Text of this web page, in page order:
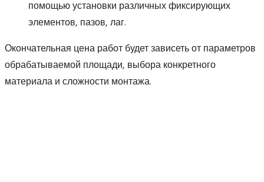
помощью установки различных фиксирующих
элементов, пазов, лаг.
Окончательная цена работ будет зависеть от параметров
обрабатываемой площади, выбора конкретного
материала и сложности монтажа.